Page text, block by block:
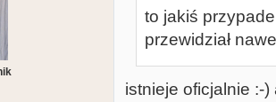
to jakiś
przewidział
istnieje oficjalnie :-